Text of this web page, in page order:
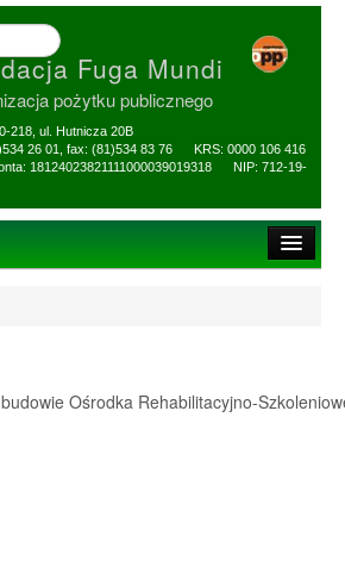
Fuga Mundi
pożytku publicznego
218, ul. Hutnicza 20B
26 01, fax: (81)534 83 76 KRS: 0000 106 416
18124023821111000039019318 NIP: 712-19-
Ośrodka Rehabilitacyjno-